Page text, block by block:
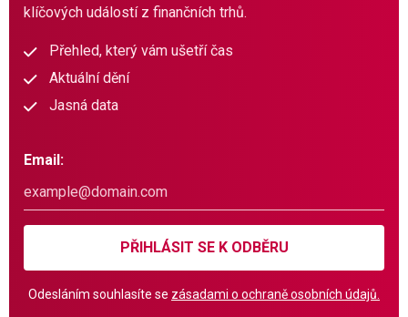
klíčových událostí z finančních trhů.
Přehled, který vám ušetří čas
Aktuální dění
Jasná data
Email:
PŘIHLÁSIT SE K ODBĚRU
Odesláním souhlasíte se zásadami o ochraně osobních údajů.